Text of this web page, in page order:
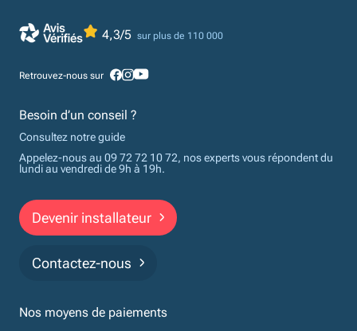
4,3/5 sur plus de 110 000
Retrouvez-nous sur
Besoin d’un conseil ?
Consultez notre guide
Appelez-nous au 09 72 72 10 72, nos experts vous répondent du
lundi au vendredi de 9h à 19h.
Devenir installateur
Contactez-nous
Nos moyens de paiements